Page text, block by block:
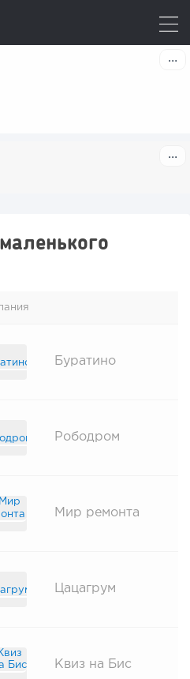
Буратино
Рободром
Мир ремонта
Цацагрум
Квиз на Бис